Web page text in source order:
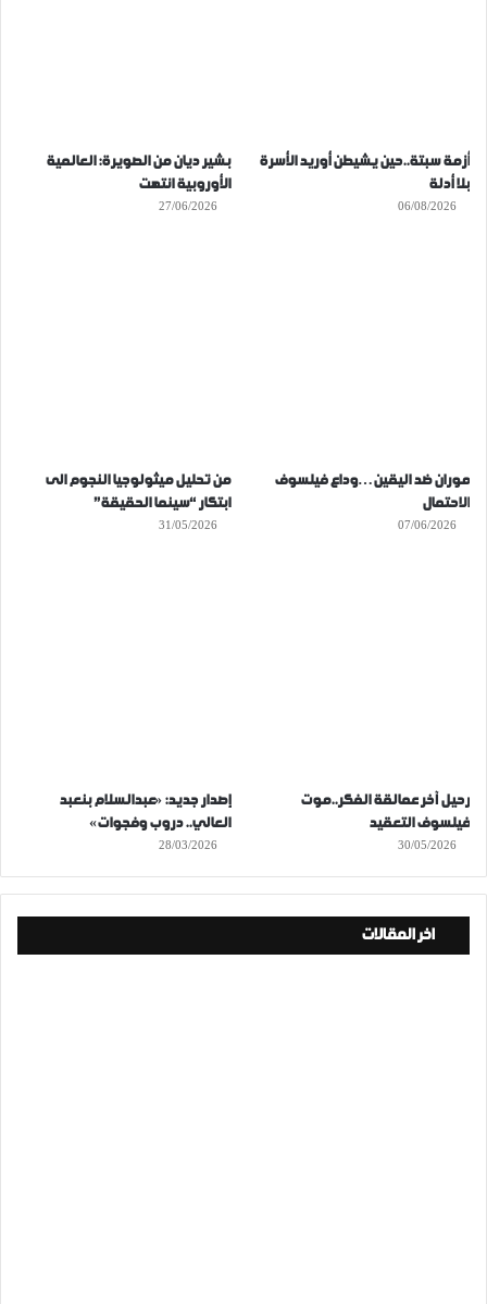
أزمة سبتة..حين يشيطن أوريد الأسرة
بلا أدلة
06/08/2026
بشير ديان من الصويرة: العالمية
الأوروبية انتهت
27/06/2026
موران ضد اليقين…وداع فيلسوف
الاحتمال
07/06/2026
من تحليل ميثولوجيا النجوم الى
ابتكار “سينما الحقيقة”
31/05/2026
رحيل آخر عمالقة الفكر..موت
فيلسوف التعقيد
30/05/2026
إصدار جديد: «عبدالسلام بنعبد
العالي.. دروب وفجوات»
28/03/2026
اخر المقالات